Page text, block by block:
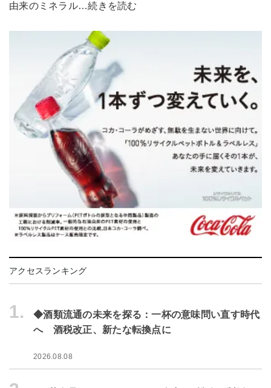
由来のミネラル…続きを読む
アクセスランキング
1.
◆酒類流通の未来を探る：一杯の意味問い直す時代
へ 酒税改正、新たな転換点に
2026.08.08